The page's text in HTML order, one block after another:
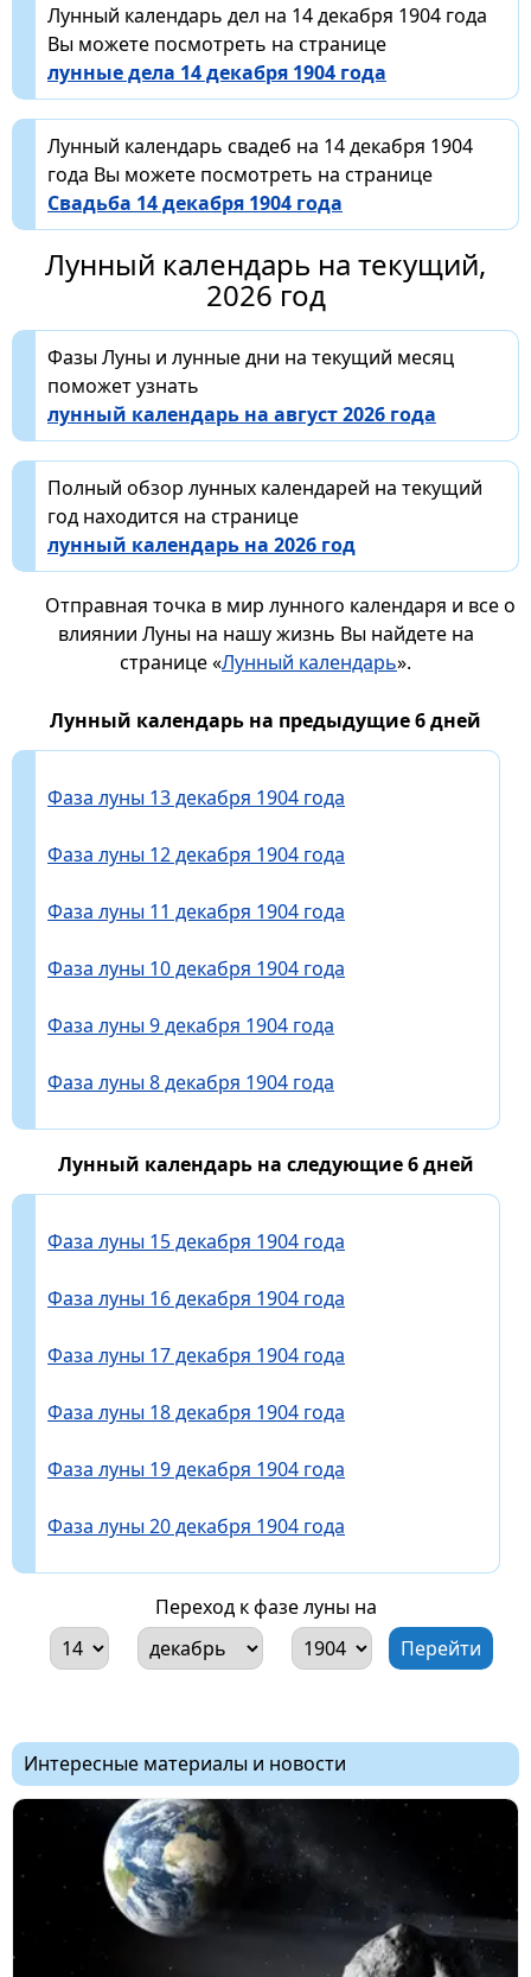
Лунный календарь дел на 14 декабря 1904 года
Вы можете посмотреть на странице
лунные дела 14 декабря 1904 года
Лунный календарь свадеб на 14 декабря 1904
года Вы можете посмотреть на странице
Свадьба 14 декабря 1904 года
Лунный календарь на текущий,
2026 год
Фазы Луны и лунные дни на текущий месяц
поможет узнать
лунный календарь на август 2026 года
Полный обзор лунных календарей на текущий
год находится на странице
лунный календарь на 2026 год
Отправная точка в мир лунного календаря и все о
влиянии Луны на нашу жизнь Вы найдете на
странице «Лунный календарь».
Лунный календарь на предыдущие 6 дней
Фаза луны 13 декабря 1904 года
Фаза луны 12 декабря 1904 года
Фаза луны 11 декабря 1904 года
Фаза луны 10 декабря 1904 года
Фаза луны 9 декабря 1904 года
Фаза луны 8 декабря 1904 года
Лунный календарь на следующие 6 дней
Фаза луны 15 декабря 1904 года
Фаза луны 16 декабря 1904 года
Фаза луны 17 декабря 1904 года
Фаза луны 18 декабря 1904 года
Фаза луны 19 декабря 1904 года
Фаза луны 20 декабря 1904 года
Переход к фазе луны на
Интересные материалы и новости